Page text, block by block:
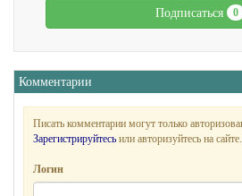
Подписаться 0
Комментарии
Писать комментарии могут только
Зарегистрируйтесь или авторизуйтесь на сайте.
Логин